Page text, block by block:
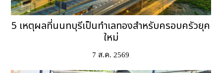
5 เหตุผลที่นนทบุรีเป็นทำเลทองสำหรับครอบครัวยุค
ใหม่
7 ส.ค. 2569